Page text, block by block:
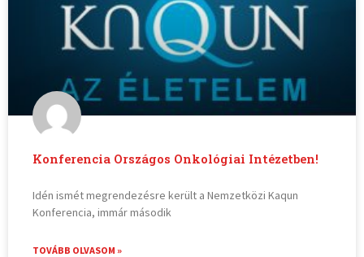
Konferencia Országos Onkológiai Intézetben!
Idén ismét megrendezésre került a Nemzetközi Kaqun
Konferencia, immár második
TOVÁBB OLVASOM »